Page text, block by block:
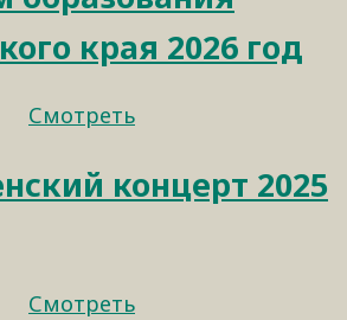
края 2026 год
Смотреть
концерт 2025
Смотреть